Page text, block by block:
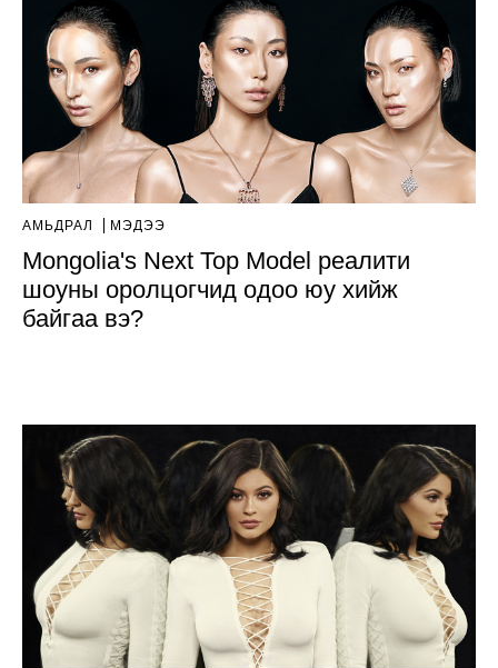
АМЬДРАЛ МЭДЭЭ
Mongolia's Next Top Model реалити
шоуны оролцогчид одоо юу хийж
байгаа вэ?